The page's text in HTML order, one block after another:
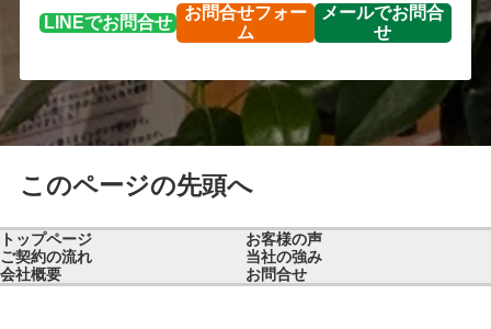
LINEでお問合せ
お問合せフォー
ム
メールでお問合
せ
このページの先頭へ
トップページ
お客様の声
ご契約の流れ
当社の強み
会社概要
お問合せ